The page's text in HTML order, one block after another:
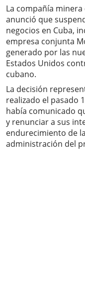
La compañía
anunció que
negocios en Cuba,
empresa conjunta
generado por las
Estados Unidos
cubano.
La decisión
realizado el pasado
había comunicado
y renunciar a sus
endurecimiento de
administración del